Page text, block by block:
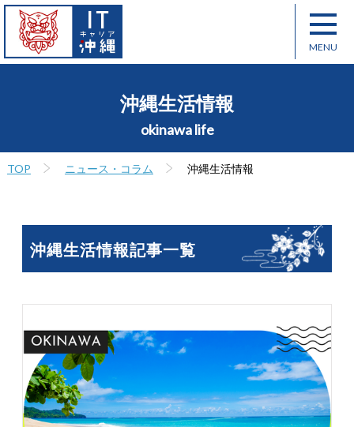
沖縄生活情報
okinawa life
TOP ニュース・コラム 沖縄生活情報
沖縄生活情報記事一覧